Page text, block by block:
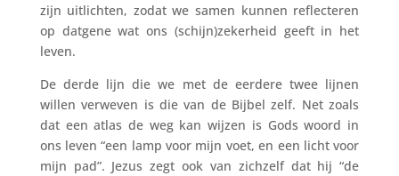
zijn uitlichten, zodat we samen kunnen reflecteren
op datgene wat ons (schijn)zekerheid geeft in het
leven.
De derde lijn die we met de eerdere twee lijnen
willen verweven is die van de Bijbel zelf. Net zoals
dat een atlas de weg kan wijzen is Gods woord in
ons leven “een lamp voor mijn voet, en een licht voor
mijn pad”. Jezus zegt ook van zichzelf dat hij “de